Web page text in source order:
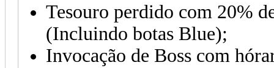
Tesouro perdido com 20%
(Incluindo botas Blue);
Invocação de Boss com